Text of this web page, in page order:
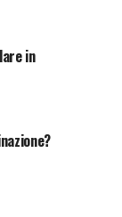
in